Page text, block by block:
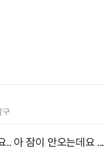
구
.. 아 잠이 안오는데요 ...